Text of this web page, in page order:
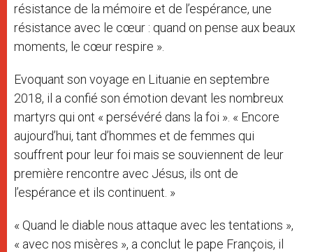
résistance de la mémoire et de l’espérance, une
résistance avec le cœur : quand on pense aux beaux
moments, le cœur respire ».
Evoquant son voyage en Lituanie en septembre
2018, il a confié son émotion devant les nombreux
martyrs qui ont « persévéré dans la foi ». « Encore
aujourd’hui, tant d’hommes et de femmes qui
souffrent pour leur foi mais se souviennent de leur
première rencontre avec Jésus, ils ont de
l’espérance et ils continuent. »
« Quand le diable nous attaque avec les tentations »,
« avec nos misères », a conclut le pape François, il